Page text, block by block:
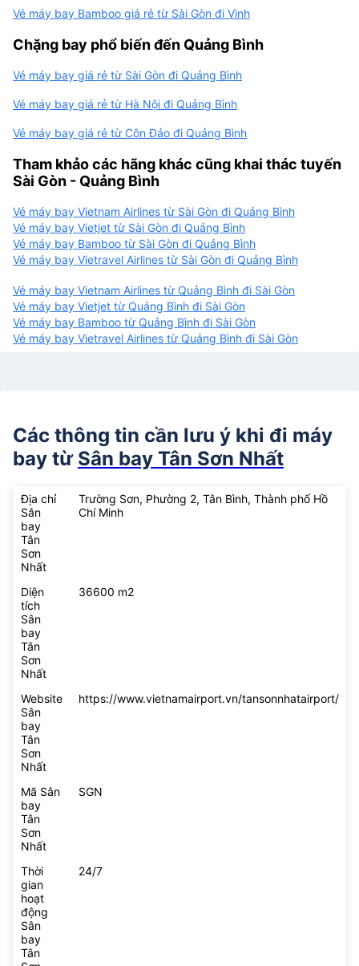
Vé máy bay Bamboo giá rẻ từ Sài Gòn đi Vinh
Chặng bay phổ biến đến Quảng Bình
Vé máy bay giá rẻ từ Sài Gòn đi Quảng Bình
Vé máy bay giá rẻ từ Hà Nội đi Quảng Bình
Vé máy bay giá rẻ từ Côn Đảo đi Quảng Bình
Tham khảo các hãng khác cũng khai thác tuyến
Sài Gòn - Quảng Bình
Vé máy bay Vietnam Airlines từ Sài Gòn đi Quảng Bình
Vé máy bay Vietjet từ Sài Gòn đi Quảng Bình
Vé máy bay Bamboo từ Sài Gòn đi Quảng Bình
Vé máy bay Vietravel Airlines từ Sài Gòn đi Quảng Bình
Vé máy bay Vietnam Airlines từ Quảng Bình đi Sài Gòn
Vé máy bay Vietjet từ Quảng Bình đi Sài Gòn
Vé máy bay Bamboo từ Quảng Bình đi Sài Gòn
Vé máy bay Vietravel Airlines từ Quảng Bình đi Sài Gòn
Các thông tin cần lưu ý khi đi máy
bay từ Sân bay Tân Sơn Nhất
Địa chỉ
Sân
bay
Tân
Sơn
Nhất
Trường Sơn, Phường 2, Tân Bình, Thành phố Hồ
Chí Minh
Diện
tích
Sân
bay
Tân
Sơn
Nhất
36600 m2
Website
Sân
bay
Tân
Sơn
Nhất
https://www.vietnamairport.vn/tansonnhatairport/
Mã Sân
bay
Tân
Sơn
Nhất
SGN
Thời
gian
hoạt
động
Sân
bay
Tân
24/7